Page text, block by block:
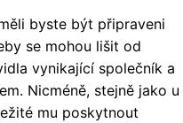
byste být připraveni
se mohou lišit od
vynikající společník a
Nicméně, stejně jako u
mu poskytnout